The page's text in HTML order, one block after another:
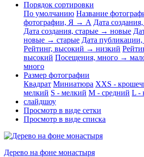
Порядок сортировки
По умолчанию Название
фотографии, Я → А Дата
Дата создания, старые → новые
новые → старые Дата
Рейтинг, высокий → низкий
высокий Посещения, много →
много
Размер фотографии
Квадрат Миниатюра XXS -
мелкий S - мелкий M - средний L -
слайдшоу
Просмотр в виде сетки
Просмотр в виде списка
Дерево на фоне монастыря